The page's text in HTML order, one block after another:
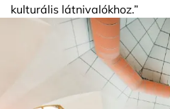
kulturális látnivalókhoz.”